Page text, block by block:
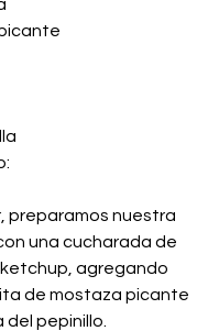
preparamos nuestra
una cucharada de
agregando
de mostaza picante
del pepinillo.